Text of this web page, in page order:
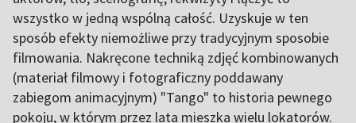
wszystko w jedną wspólną całość. Uzyskuje w ten
sposób efekty niemożliwe przy tradycyjnym sposobie
filmowania. Nakręcone techniką zdjęć kombinowanych
(materiał filmowy i fotograficzny poddawany
zabiegom animacyjnym) "Tango" to historia pewnego
pokoju, w którym przez lata mieszka wielu lokatorów.